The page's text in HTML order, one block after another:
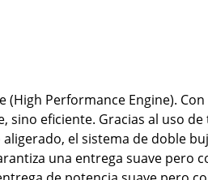
Performance Engine). Con
eficiente. Gracias al uso
el sistema de doble
una entrega suave pero